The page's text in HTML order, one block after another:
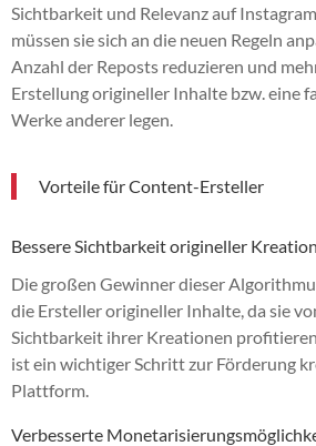
Sichtbarkeit und Relevanz auf
müssen sie sich an die neuen Regeln
Anzahl der Reposts reduzieren und
Erstellung origineller Inhalte bzw. eine
Werke anderer legen.
Vorteile für Content-Ersteller
Bessere Sichtbarkeit origineller
Die großen Gewinner dieser
die Ersteller origineller Inhalte, da sie
Sichtbarkeit ihrer Kreationen
ist ein wichtiger Schritt zur Förderung
Plattform.
Verbesserte